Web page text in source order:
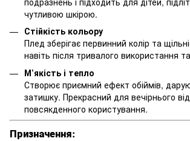
чутливою шкірою.
Стійкість кольору
Плед зберігає первинний колір та
навіть після тривалого використання
М’якість і тепло
Створює приємний ефект обіймів,
затишку. Прекрасний для вечірнього
повсякденного користування.
Призначення: